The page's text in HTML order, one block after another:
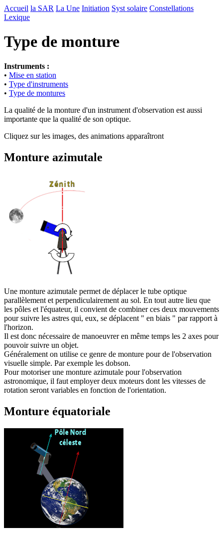
Accueil la SAR La Une Initiation Syst solaire Constellations
Lexique
Type de monture
Instruments :
• Mise en station
• Type d'instruments
• Type de montures
La qualité de la monture d'un instrument d'observation est aussi
importante que la qualité de son optique.
Cliquez sur les images, des animations apparaîtront
Monture azimutale
Une monture azimutale permet de déplacer le tube optique
parallèlement et perpendiculairement au sol. En tout autre lieu que
les pôles et l'équateur, il convient de combiner ces deux mouvements
pour suivre les astres qui, eux, se déplacent " en biais " par rapport à
l'horizon.
Il est donc nécessaire de manoeuvrer en même temps les 2 axes pour
pouvoir suivre un objet.
Généralement on utilise ce genre de monture pour de l'observation
visuelle simple. Par exemple les dobson.
Pour motoriser une monture azimutale pour l'observation
astronomique, il faut employer deux moteurs dont les vitesses de
rotation seront variables en fonction de l'orientation.
Monture équatoriale